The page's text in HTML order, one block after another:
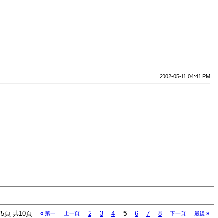
2002-05-11 04:41 PM
頁 共10頁 « 第一 上一頁 2 3 4 5 6 7 8 下一頁 最後 »